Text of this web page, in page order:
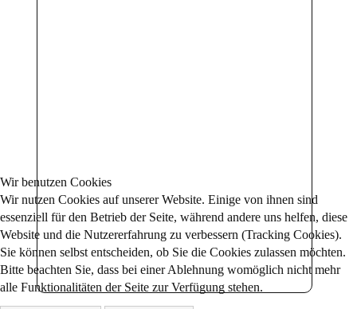
Wir benutzen Cookies
Wir nutzen Cookies auf unserer Website. Einige von ihnen sind
essenziell für den Betrieb der Seite, während andere uns helfen, diese
Website und die Nutzererfahrung zu verbessern (Tracking Cookies).
Sie können selbst entscheiden, ob Sie die Cookies zulassen möchten.
Bitte beachten Sie, dass bei einer Ablehnung womöglich nicht mehr
alle Funktionalitäten der Seite zur Verfügung stehen.